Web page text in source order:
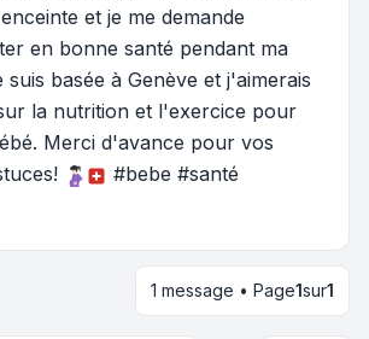
et je me demande
en bonne santé pendant ma
suis basée à Genève et j'aimerais
la nutrition et l'exercice pour
Merci d'avance pour vos
#bebe #santé
1 message • Page1sur1